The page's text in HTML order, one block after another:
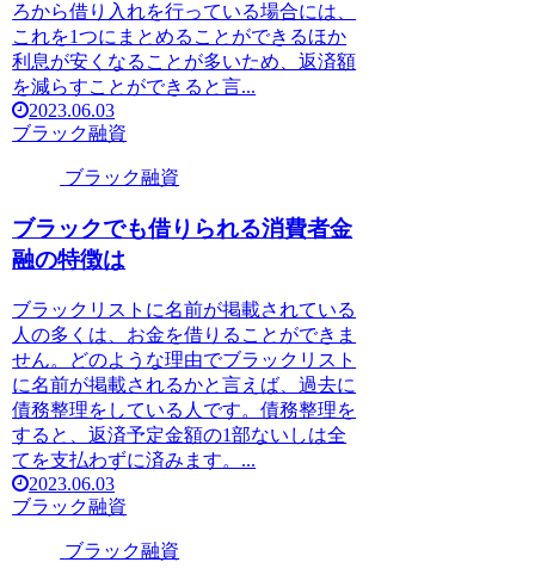
ろから借り入れを行っている場合には、
これを1つにまとめることができるほか
利息が安くなることが多いため、返済額
を減らすことができると言...
2023.06.03
ブラック融資
ブラック融資
ブラックでも借りられる消費者金
融の特徴は
ブラックリストに名前が掲載されている
人の多くは、お金を借りることができま
せん。どのような理由でブラックリスト
に名前が掲載されるかと言えば、過去に
債務整理をしている人です。債務整理を
すると、返済予定金額の1部ないしは全
てを支払わずに済みます。...
2023.06.03
ブラック融資
ブラック融資